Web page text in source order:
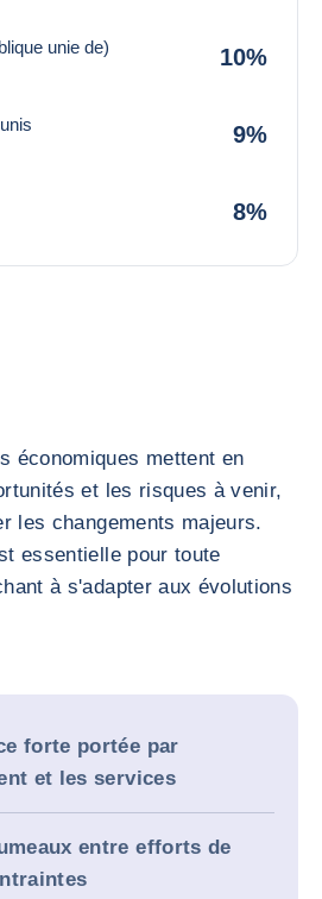
unie de) 10%
9%
8%
économiques mettent en
et les risques à venir,
les changements majeurs.
essentielle pour toute
à s'adapter aux évolutions
forte portée par
et les services
entre efforts de